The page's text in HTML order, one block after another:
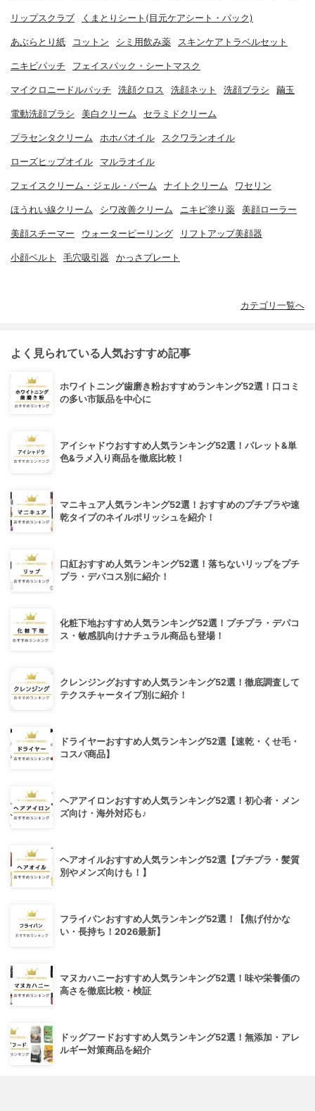
リップスクラブ くまとりシート(目元ケアシート・パック)
あぶらとり紙 コットン シミ用飲み薬 スキンケアトラベルセット
ニキビパッチ フェイスパック・シートマスク
マイクロニードルパッチ 洗顔クロス 洗顔ネット 洗顔ブラシ 繭玉
電動洗顔ブラシ 美白クリーム セラミドクリーム
プラセンタクリーム ホホバオイル スクワランオイル
ローズヒップオイル マルラオイル
フェイスクリーム・ジェル・バーム ナイトクリーム ワセリン
ほうれい線クリーム シワ改善クリーム ニキビ塗り薬 美顔ローラー
美顔スチーマー ウォーターピーリング リフトアップ美顔器
小顔ベルト 毛穴吸引器 かっさプレート
カテゴリ一覧へ
よく見られている人気おすすめ記事
ホワイトニング歯磨き粉おすすめランキング52選！口コミ
の多い市販品を中心に
アイシャドウおすすめ人気ランキング52選！パレット&単
色&ラメ入り商品を徹底比較！
マニキュア人気ランキング52選！おすすめのプチプラや速
乾タイプのネイルポリッシュを紹介！
口紅おすすめ人気ランキング52選！落ちないリップをプチ
プラ・デパコス別に紹介！
化粧下地おすすめ人気ランキング52選！プチプラ・デパコ
ス・敏感肌向けナチュラル商品も登場！
クレンジングおすすめ人気ランキング52選！徹底調査して
テクスチャータイプ別に紹介！
ドライヤーおすすめ人気ランキング52選【速乾・くせ毛・
コスパ商品】
ヘアアイロンおすすめ人気ランキング52選！初心者・メン
ズ向け・海外対応も♪
ヘアオイルおすすめ人気ランキング52選【プチプラ・髪質
別やメンズ向けも！】
フライパンおすすめ人気ランキング52選！【焦げ付かな
い・長持ち！2026最新】
マヌカハニーおすすめ人気ランキング52選！味や栄養価の
高さを徹底比較・検証
ドッグフードおすすめ人気ランキング52選！無添加・アレ
ルギー対策商品を紹介